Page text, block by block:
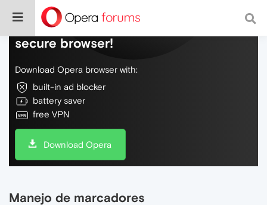
Do more on the web, with a fast and
secure browser!
Download Opera browser with:
built-in ad blocker
battery saver
free VPN
Download Opera
Manejo de marcadores